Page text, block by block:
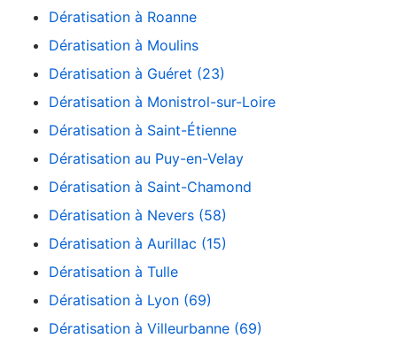
Dératisation à Roanne
Dératisation à Moulins
Dératisation à Guéret (23)
Dératisation à Monistrol-sur-Loire
Dératisation à Saint-Étienne
Dératisation au Puy-en-Velay
Dératisation à Saint-Chamond
Dératisation à Nevers (58)
Dératisation à Aurillac (15)
Dératisation à Tulle
Dératisation à Lyon (69)
Dératisation à Villeurbanne (69)